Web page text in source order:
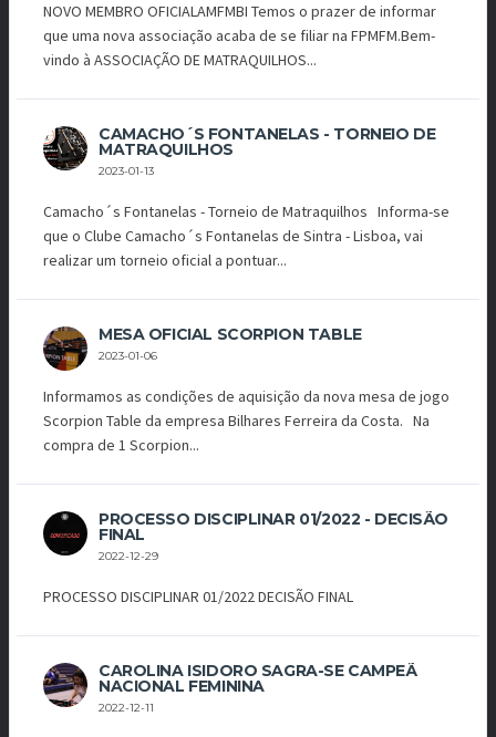
NOVO MEMBRO OFICIALAMFMBI Temos o prazer de informar
que uma nova associação acaba de se filiar na FPMFM.Bem-
vindo à ASSOCIAÇÃO DE MATRAQUILHOS...
CAMACHO´S FONTANELAS - TORNEIO DE
MATRAQUILHOS
2023-01-13
Camacho´s Fontanelas - Torneio de Matraquilhos Informa-se
que o Clube Camacho´s Fontanelas de Sintra - Lisboa, vai
realizar um torneio oficial a pontuar...
MESA OFICIAL SCORPION TABLE
2023-01-06
Informamos as condições de aquisição da nova mesa de jogo
Scorpion Table da empresa Bilhares Ferreira da Costa. Na
compra de 1 Scorpion...
PROCESSO DISCIPLINAR 01/2022 - DECISÃO
FINAL
2022-12-29
PROCESSO DISCIPLINAR 01/2022 DECISÃO FINAL
CAROLINA ISIDORO SAGRA-SE CAMPEÃ
NACIONAL FEMININA
2022-12-11